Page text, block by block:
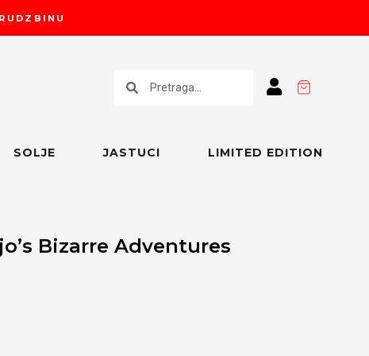
SOLJE JASTUCI LIMITED EDITION
Bizarre Adventures